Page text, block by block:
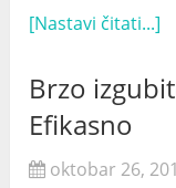
[Nastavi čitati...]
Brzo
Efikasno
oktobar 26,